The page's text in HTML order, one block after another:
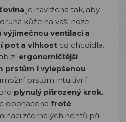
je navržena tak, aby
kůže na vaší noze.
výjimečnou ventilaci a
pot a vlhkost od chodidla.
ergonomičtější
prstům i vylepšenou
prstům intuitivní
plynulý přirozený krok.
obohacena froté
zčernalých nehtů při